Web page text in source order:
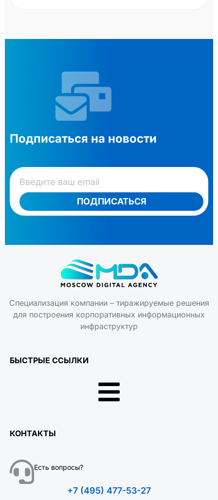
Подписаться на новости
ПОДПИСАТЬСЯ
Специализация компании – тиражируемые решения
для построения корпоративных информационных
инфраструктур
БЫСТРЫЕ ССЫЛКИ
КОНТАКТЫ
Есть вопросы?
+7 (495) 477-53-27